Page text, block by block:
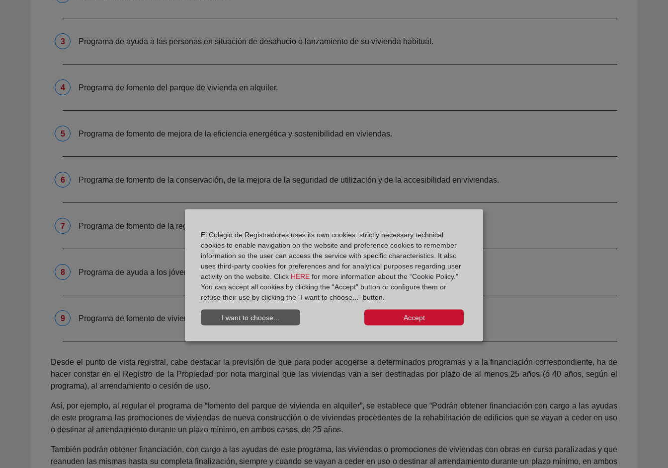
Programa de ayuda a las personas en situación de desahucio o lanzamiento de su vivienda habitual.
Programa de fomento del parque de vivienda en alquiler.
Programa de fomento de mejora de la eficiencia energética y sostenibilidad en viviendas.
Programa de fomento de la conservación, de la mejora de la seguridad de utilización y de la accesibilidad en viviendas.
Programa de fomento de la regeneración y renovación urbana y rural.
Programa de ayuda a los jóvenes.
Programa de fomento de viviendas para personas mayores y personas con discapacidad.
Desde el punto de vista registral, cabe destacar la previsión de que para poder acogerse a determinados programas y a la financiación correspondiente, ha de
hacer constar en el Registro de la Propiedad por nota marginal que las viviendas van a ser destinadas por plazo de al menos 25 años (ó 40 años, según el
programa), al arrendamiento o cesión de uso.
Así, por ejemplo, al regular el programa de “fomento del parque de vivienda en alquiler”, se establece que “Podrán obtener financiación con cargo a las ayudas
de este programa las promociones de viviendas de nueva construcción o de viviendas procedentes de la rehabilitación de edificios que se vayan a ceder en uso
o destinar al arrendamiento durante un plazo mínimo, en ambos casos, de 25 años.
También podrán obtener financiación, con cargo a las ayudas de este programa, las viviendas o promociones de viviendas con obras en curso paralizadas y que
reanuden las mismas hasta su completa finalización, siempre y cuando se vayan a ceder en uso o destinar al arrendamiento durante un plazo mínimo, en ambos
El Colegio de Registradores uses its own cookies: strictly necessary technical
cookies to enable navigation on the website and preference cookies to remember
information so the user can access the service with specific characteristics. It also
uses third-party cookies for preferences and for analytical purposes regarding user
activity on the website. Click HERE for more information about the “Cookie Policy.”
You can accept all cookies by clicking the “Accept” button or configure them or
refuse their use by clicking the “I want to choose...” button.
I want to choose... Accept